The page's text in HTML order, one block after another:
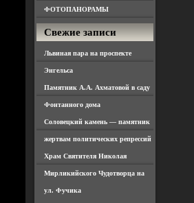
ФОТОПАНОРАМЫ
Свежие записи
Львиная пара на проспекте
Энгельса
Памятник А.А. Ахматовой в саду
Фонтанного дома
Соловецкий камень — памятник
жертвам политических репрессий
Храм Святителя Николая
Мирликийского Чудотворца на
ул. Фучика